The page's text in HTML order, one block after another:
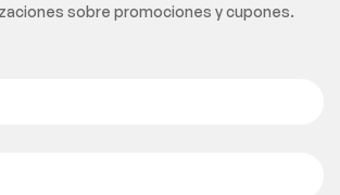
sobre promociones y cupones.